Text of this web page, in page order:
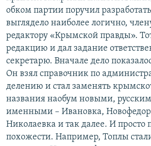
обком партии поручил
выглядело наиболее логично,
редактору «Крымской правды».
редакцию и дал задание
секретарю. Вначале дело
Он взял справочник по
делению и стал заменять
названия наобум новыми,
именными – Ивановка,
Николаевка и так далее. И просто
похожести. Например, Топлы